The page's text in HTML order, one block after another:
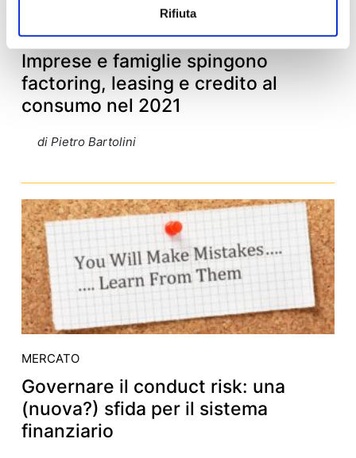
Rifiuta
DATI DI MERCATO
Imprese e famiglie spingono
factoring, leasing e credito al
consumo nel 2021
di Pietro Bartolini
MERCATO
Governare il conduct risk: una
(nuova?) sfida per il sistema
finanziario